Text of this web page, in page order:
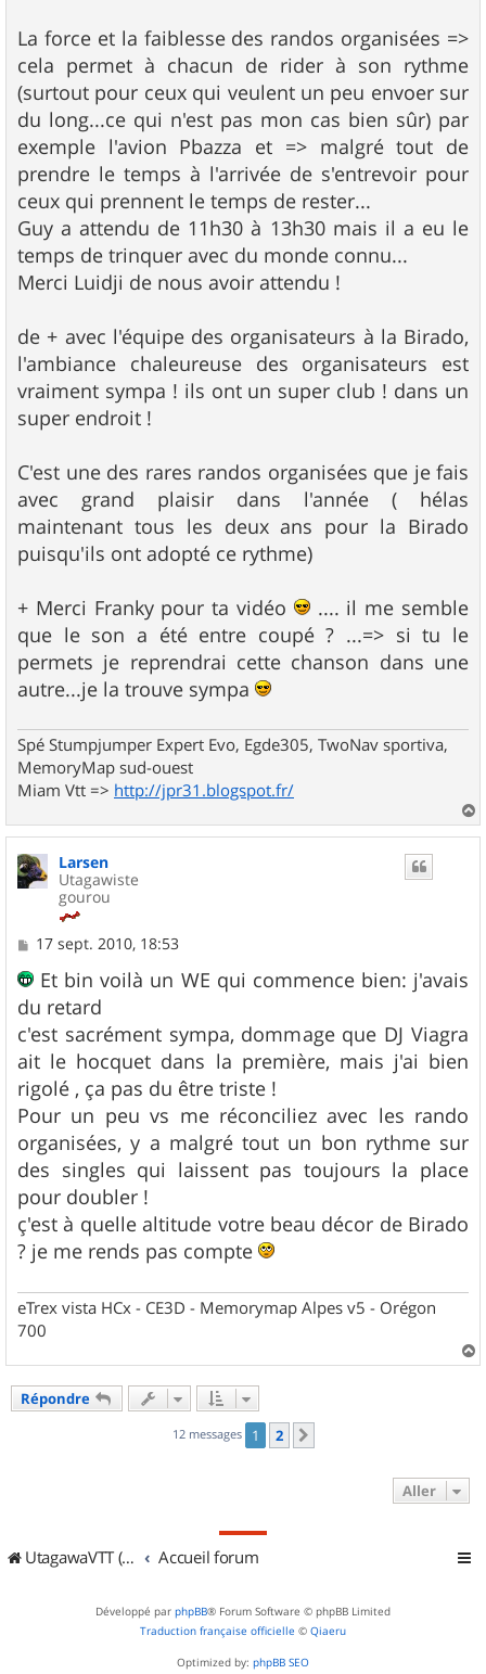
La force et la faiblesse des randos organisées =>
cela permet à chacun de rider à son rythme
(surtout pour ceux qui veulent un peu envoer sur
du long...ce qui n'est pas mon cas bien sûr) par
exemple l'avion Pbazza et => malgré tout de
prendre le temps à l'arrivée de s'entrevoir pour
ceux qui prennent le temps de rester...
Guy a attendu de 11h30 à 13h30 mais il a eu le
temps de trinquer avec du monde connu...
Merci Luidji de nous avoir attendu !
de + avec l'équipe des organisateurs à la Birado,
l'ambiance chaleureuse des organisateurs est
vraiment sympa ! ils ont un super club ! dans un
super endroit !
C'est une des rares randos organisées que je fais
avec grand plaisir dans l'année ( hélas
maintenant tous les deux ans pour la Birado
puisqu'ils ont adopté ce rythme)
+ Merci Franky pour ta vidéo
.... il me semble
que le son a été entre coupé ? ...=> si tu le
permets je reprendrai cette chanson dans une
autre...je la trouve sympa
Spé Stumpjumper Expert Evo, Egde305, TwoNav sportiva,
MemoryMap sud-ouest
Miam Vtt => http://jpr31.blogspot.fr/
a
Larsen
Utagawiste
gourou
M
s
a
g
e
17 sept. 2010, 18:53
Et bin voilà un WE qui commence bien: j'avais
du retard
c'est sacrément sympa, dommage que DJ Viagra
ait le hocquet dans la première, mais j'ai bien
rigolé , ça pas du être triste !
Pour un peu vs me réconciliez avec les rando
organisées, y a malgré tout un bon rythme sur
des singles qui laissent pas toujours la place
pour doubler !
ç'est à quelle altitude votre beau décor de Birado
? je me rends pas compte
eTrex vista HCx - CE3D - Memorymap Alpes v5 - Orégon
700
a
Répondre
12 messages 1 2
Aller
UtagawaVTT (Randos VTT et VTTAE avec traces GPS) Accueil forum
Développé par phpBB® Forum Software © phpBB Limited
Traduction française officielle © Qiaeru
Optimized by: phpBB SEO